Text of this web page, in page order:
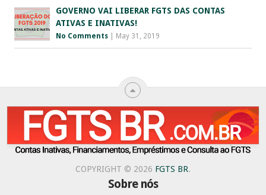
GOVERNO VAI LIBERAR FGTS DAS CONTAS
ATIVAS E INATIVAS!
No Comments| May 31, 2019
COPYRIGHT © 2026 FGTS BR.
Sobre nós